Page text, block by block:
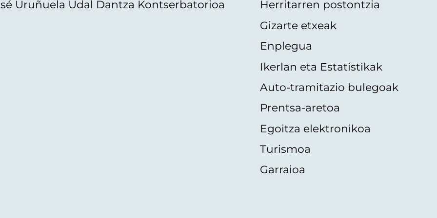
Uruñuela Udal Dantza Kontserbatorioa
Herritarren postontzia
Gizarte etxeak
Enplegua
Ikerlan eta Estatistikak
Auto-tramitazio bulegoak
Prentsa-aretoa
Egoitza elektronikoa
Turismoa
Garraioa